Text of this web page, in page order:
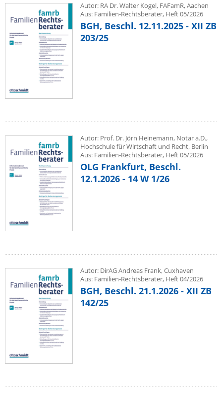
Autor: RA Dr. Walter Kogel, FAFamR, Aachen
Aus: Familien-Rechtsberater, Heft 05/2026
BGH, Beschl. 12.11.2025 - XII ZB
203/25
Autor: Prof. Dr. Jörn Heinemann, Notar a.D.,
Hochschule für Wirtschaft und Recht, Berlin
Aus: Familien-Rechtsberater, Heft 05/2026
OLG Frankfurt, Beschl.
12.1.2026 - 14 W 1/26
Autor: DirAG Andreas Frank, Cuxhaven
Aus: Familien-Rechtsberater, Heft 04/2026
BGH, Beschl. 21.1.2026 - XII ZB
142/25